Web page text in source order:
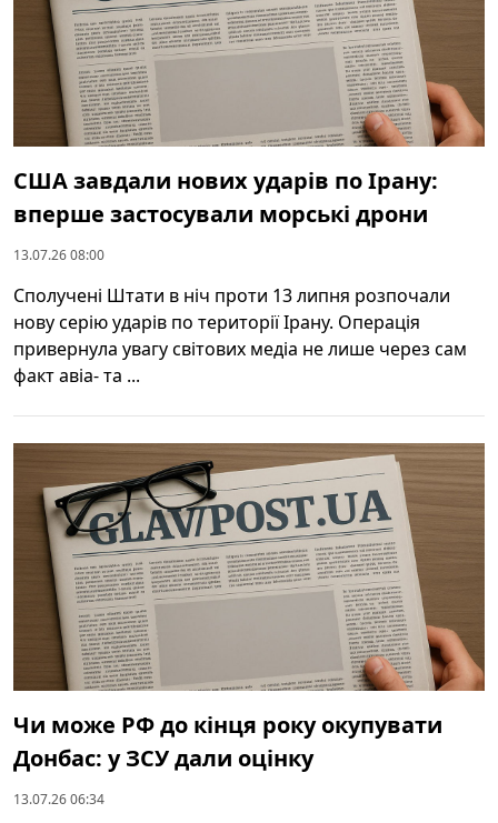
США завдали нових ударів по Ірану:
вперше застосували морські дрони
13.07.26 08:00
Сполучені Штати в ніч проти 13 липня розпочали
нову серію ударів по території Ірану. Операція
привернула увагу світових медіа не лише через сам
факт авіа- та ...
Чи може РФ до кінця року окупувати
Донбас: у ЗСУ дали оцінку
13.07.26 06:34